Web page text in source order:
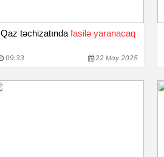
Qaz təchizatında fasilə yaranacaq
09:33 22 May 2025